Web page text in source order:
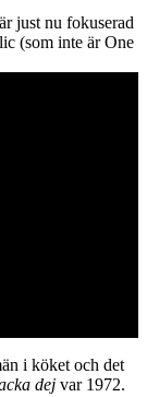
just nu fokuserad
(som inte är One
i köket och det
dej var 1972.